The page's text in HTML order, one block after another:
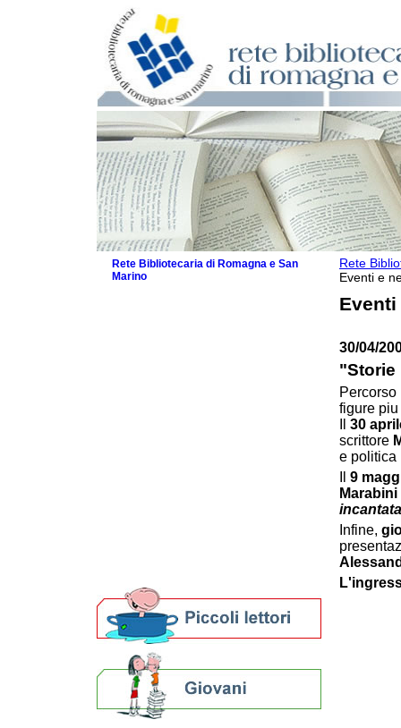
Rete
Eventi e
Eventi
30/04/
"Storie
figure
30
scrittore
e politica
9
incantata
Infine,
Rete Bibliotecaria di Romagna e San
Marino